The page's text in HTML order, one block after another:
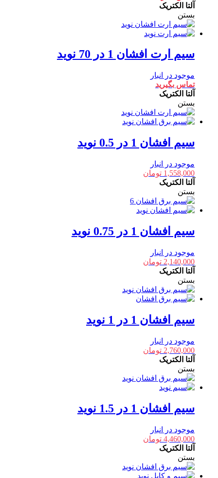
آلتا الکتریک
بستن
سیم ارت افشان 1 در 70 نوید
موجود در انبار
تماس بگیرید
آلتا الکتریک
بستن
سیم افشان 1 در 0.5 نوید
موجود در انبار
1,558,000 تومان
آلتا الکتریک
بستن
سیم افشان 1 در 0.75 نوید
موجود در انبار
2,140,000 تومان
آلتا الکتریک
بستن
سیم افشان 1 در 1 نوید
موجود در انبار
2,760,000 تومان
آلتا الکتریک
بستن
سیم افشان 1 در 1.5 نوید
موجود در انبار
4,460,000 تومان
آلتا الکتریک
بستن